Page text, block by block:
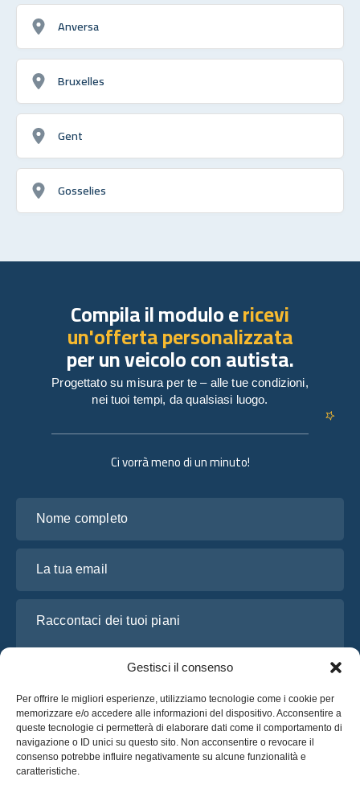
Gestisci il consenso
Per offrire le migliori esperienze, utilizziamo tecnologie come i cookie per
memorizzare e/o accedere alle informazioni del dispositivo. Acconsentire a
queste tecnologie ci permetterà di elaborare dati come il comportamento di
navigazione o ID unici su questo sito. Non acconsentire o revocare il
consenso potrebbe influire negativamente su alcune funzionalità e
caratteristiche.
Anversa
Bruxelles
Gent
Gosselies
Ci vorrà meno di un minuto!
Ho letto e accetto l’
Compila il modulo ericevi
un'offerta personalizzata
per un veicolo con autista.
Progettato su misura per te – alle tue condizioni,
nei tuoi tempi, da qualsiasi luogo.